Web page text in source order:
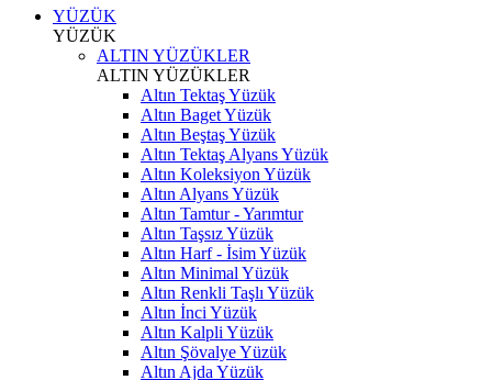
YÜZÜK
YÜZÜK
ALTIN YÜZÜKLER
ALTIN YÜZÜKLER
Altın Tektaş Yüzük
Altın Baget Yüzük
Altın Beştaş Yüzük
Altın Tektaş Alyans Yüzük
Altın Koleksiyon Yüzük
Altın Alyans Yüzük
Altın Tamtur - Yarımtur
Altın Taşsız Yüzük
Altın Harf - İsim Yüzük
Altın Minimal Yüzük
Altın Renkli Taşlı Yüzük
Altın İnci Yüzük
Altın Kalpli Yüzük
Altın Şövalye Yüzük
Altın Ajda Yüzük